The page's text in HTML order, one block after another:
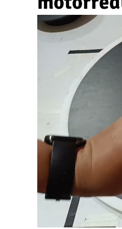
Ingeniería en Comunicaciones y Elec
Ingeniería en Electrónica, Control
Ingeniería en Telecomunicaciones
Ingeniería Industrial y de Sistemas